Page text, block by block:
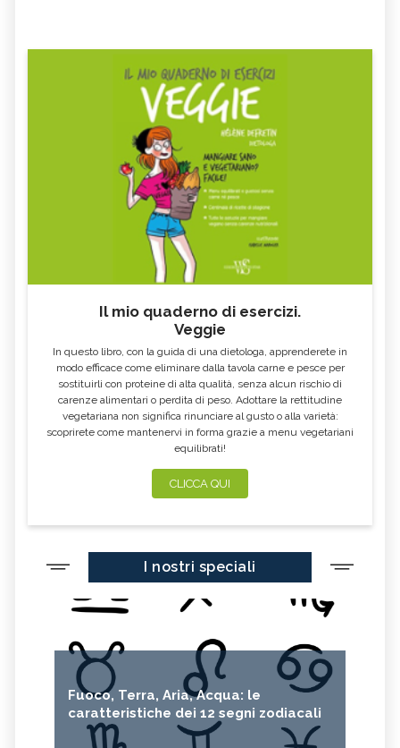
Il mio quaderno di esercizi.
Veggie
In questo libro, con la guida di una dietologa, apprenderete in
modo efficace come eliminare dalla tavola carne e pesce per
sostituirli con proteine di alta qualità, senza alcun rischio di
carenze alimentari o perdita di peso. Adottare la rettitudine
vegetariana non significa rinunciare al gusto o alla varietà:
scoprirete come mantenervi in forma grazie a menu vegetariani
equilibrati!
CLICCA QUI
I nostri speciali
Fuoco, Terra, Aria, Acqua: le
caratteristiche dei 12 segni zodiacali